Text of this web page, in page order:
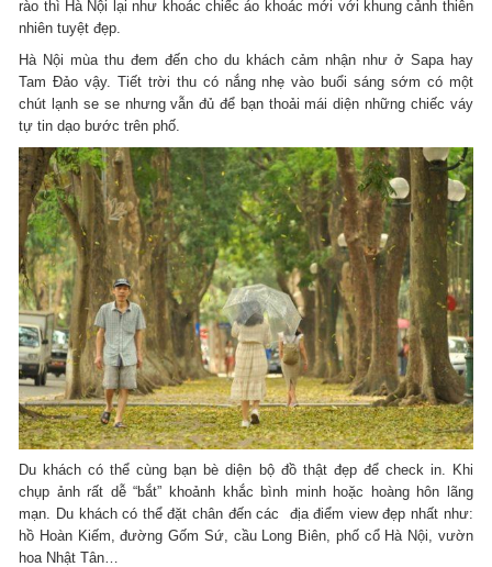
rào thì Hà Nội lại như khoác chiếc áo khoác mới với khung cảnh thiên
nhiên tuyệt đẹp.
Hà Nội mùa thu đem đến cho du khách cảm nhận như ở Sapa hay
Tam Đảo vậy. Tiết trời thu có nắng nhẹ vào buổi sáng sớm có một
chút lạnh se se nhưng vẫn đủ để bạn thoải mái diện những chiếc váy
tự tin dạo bước trên phố.
Du khách có thể cùng bạn bè diện bộ đồ thật đẹp để check in. Khi
chụp ảnh rất dễ “bắt” khoảnh khắc bình minh hoặc hoàng hôn lãng
mạn. Du khách có thể đặt chân đến các địa điểm view đẹp nhất như:
hồ Hoàn Kiếm, đường Gốm Sứ, cầu Long Biên, phố cổ Hà Nội, vườn
hoa Nhật Tân…